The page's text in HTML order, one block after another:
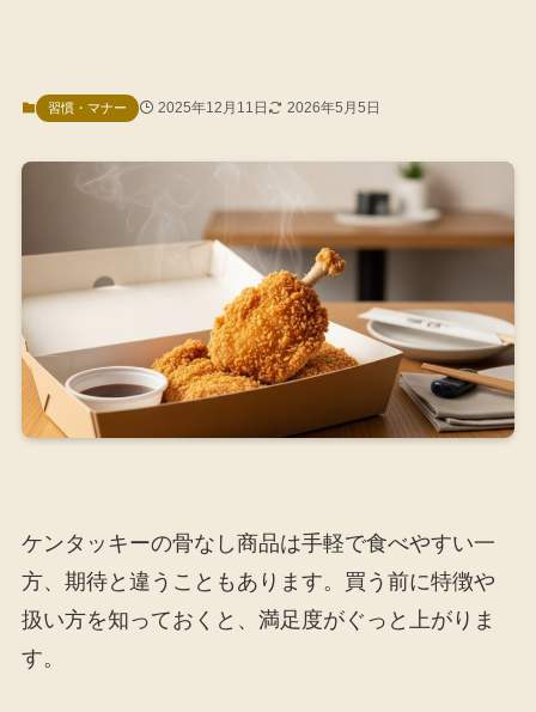
習慣・マナー 2025年12月11日 2026年5月5日
ケンタッキーの骨なし商品は手軽で食べやすい一
方、期待と違うこともあります。買う前に特徴や
扱い方を知っておくと、満足度がぐっと上がりま
す。